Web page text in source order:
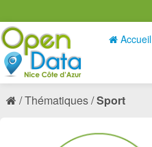
Accueil
Thématiques Sport